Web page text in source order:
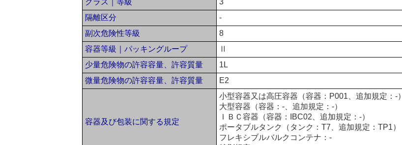
隔離区分
-
副次危険性等級
8
容器等級｜パッキングループ
Ⅱ
少量危険物の許容容量、許容質量
1L
微量危険物の許容容量、許容質量
E2
容器及び包装に関する規定
小型容器又は高圧容器（容器：P001、追加規定：-）
大型容器（容器：-、追加規定：-）
ＩＢＣ容器（容器：IBC02、追加規定：-）
ポータブルタンク（タンク：T7、追加規定：TP1）
フレキシブルバルクコンテナ：-